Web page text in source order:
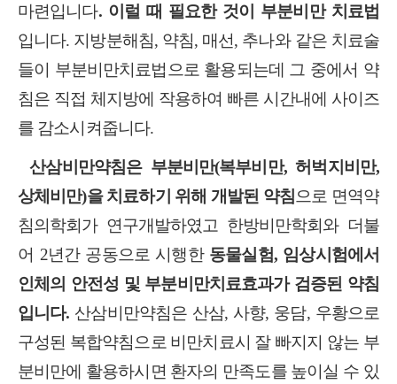
마련입니다. 이럴 때 필요한 것이 부분비만 치료법
입니다. 지방분해침, 약침, 매선, 추나와 같은 치료술
들이 부분비만치료법으로 활용되는데 그 중에서 약
침은 직접 체지방에 작용하여 빠른 시간내에 사이즈
를 감소시켜줍니다.
산삼비만약침은 부분비만(복부비만, 허벅지비만,
상체비만)을 치료하기 위해 개발된 약침 으로 면역약
침의학회가 연구개발하였고 한방비만학회와 더불
어 2년간 공동으로 시행한 동물실험, 임상시험에서
인체의 안전성 및 부분비만치료효과가 검증된 약침
입니다. 산삼비만약침은 산삼, 사향, 웅담, 우황으로
구성된 복합약침으로 비만치료시 잘 빠지지 않는 부
분비만에 활용하시면 환자의 만족도를 높이실 수 있